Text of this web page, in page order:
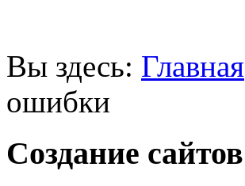
Вы здесь: Главная
ошибки
Создание сайтов